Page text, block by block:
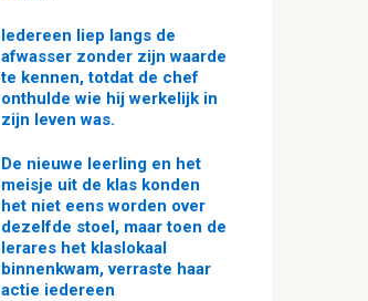
Iedereen liep langs de
afwasser zonder zijn waarde
te kennen, totdat de chef
onthulde wie hij werkelijk in
zijn leven was.
De nieuwe leerling en het
meisje uit de klas konden
het niet eens worden over
dezelfde stoel, maar toen de
lerares het klaslokaal
binnenkwam, verraste haar
actie iedereen